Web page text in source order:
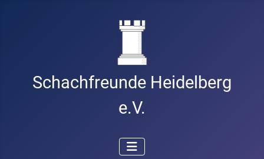
Schachfreunde Heidelberg
e.V.